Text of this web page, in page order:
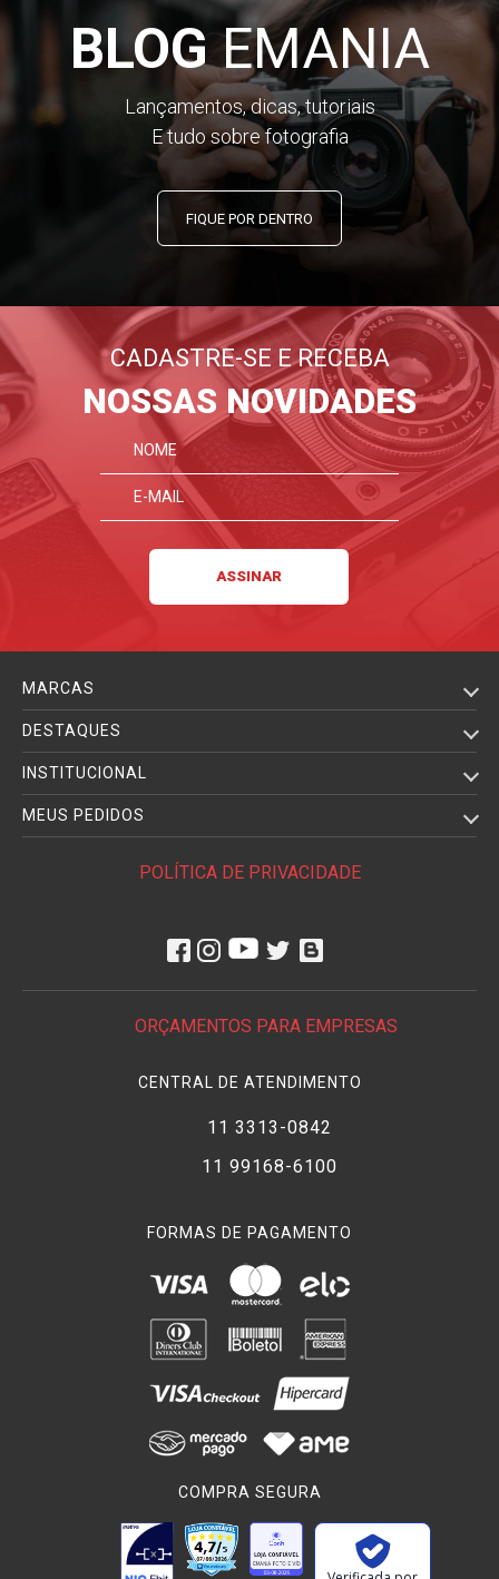
BLOGEMANIA
Lançamentos, dicas, tutoriais
E tudo sobre fotografia
FIQUE POR DENTRO
CADASTRE-SE E RECEBA
NOSSAS NOVIDADES
MARCAS
DESTAQUES
INSTITUCIONAL
MEUS PEDIDOS
POLÍTICA DE PRIVACIDADE
ORÇAMENTOS PARA EMPRESAS
CENTRAL DE ATENDIMENTO
11 3313-0842
11 99168-6100
FORMAS DE PAGAMENTO
COMPRA SEGURA